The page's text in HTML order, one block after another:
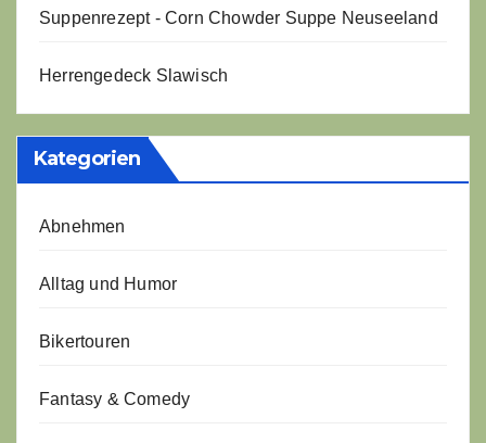
Suppenrezept - Corn Chowder Suppe Neuseeland
Herrengedeck Slawisch
Kategorien
Abnehmen
Alltag und Humor
Bikertouren
Fantasy & Comedy